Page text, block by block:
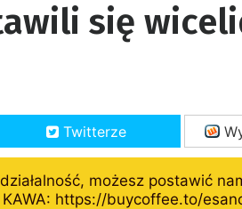
się
Twitterze
możesz postawić
KAWA: https://buycoffee.to/